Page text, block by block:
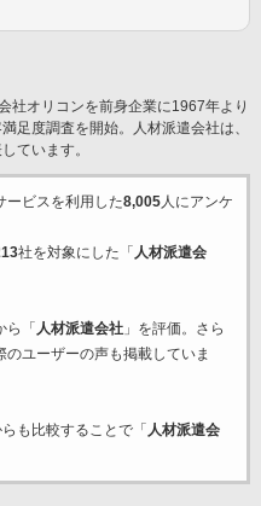
社オリコンを前身企業に1967年より
足度調査を開始。人材派遣会社は、
ています。
ービスを利用した8,005人にアンケ
社を対象にした「 人材派遣会
ら「 人材派遣会社」を評価。さら
ユーザーの声も掲載していま
も比較することで「 人材派遣会